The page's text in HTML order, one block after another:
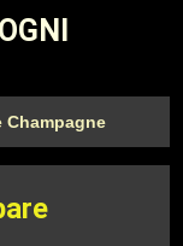
Champagne